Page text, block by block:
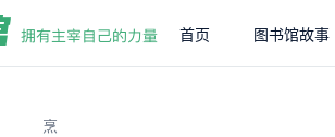
首页 图书馆故事
烹